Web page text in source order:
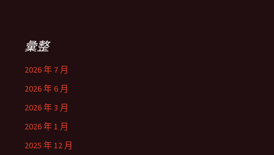
彙整
2026 年 7 月
2026 年 6 月
2026 年 3 月
2026 年 1 月
2025 年 12 月